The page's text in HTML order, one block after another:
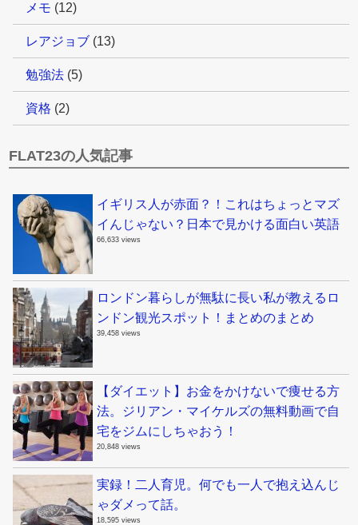
メモ (12)
レアジョブ (13)
勉強法 (5)
資格 (2)
FLAT23の人気記事
イギリス人が赤面？！これはちょっとマズ
イんじゃない？日本で見かける面白い英語
66,633 views
ロンドン暮らしが無駄に長い私が教えるロ
ンドン観光スポット！まとめのまとめ
39,458 views
【ダイエット】お金をかけないで痩せる方
法。ジリアン・マイケルズの無料動画で自
宅をジムにしちゃおう！
20,848 views
実録！二人育児。何でも一人で抱え込んじ
ゃダメって話。
18,595 views